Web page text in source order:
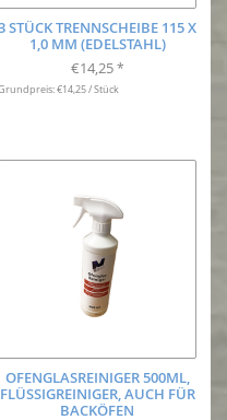
STÜCK TRENNSCHEIBE 115 X
1,0 MM (EDELSTAHL)
€14,25 *
€14,25 / Stück
OFENGLASREINIGER 500ML,
FLÜSSIGREINIGER, AUCH FÜR
BACKÖFEN